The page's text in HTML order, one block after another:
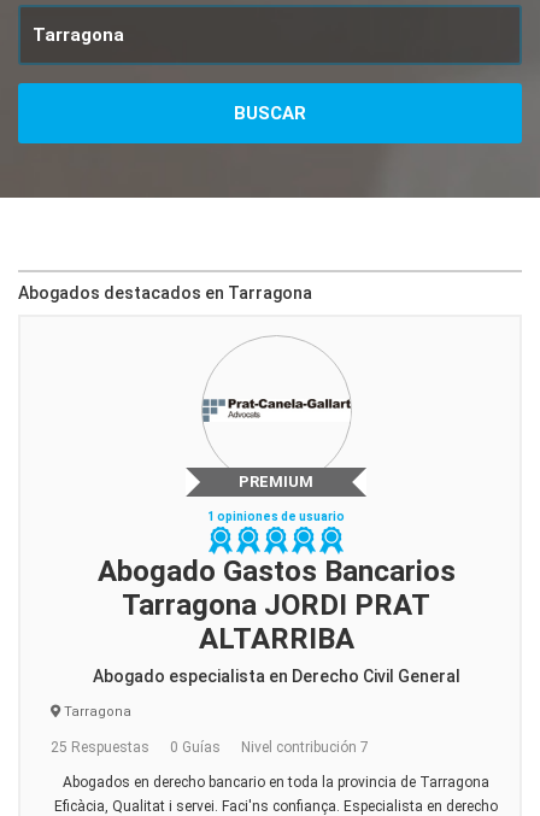
Abogados destacados en Tarragona
PREMIUM
1 opiniones de usuario
Abogado Gastos Bancarios
Tarragona JORDI PRAT
ALTARRIBA
Abogado especialista en Derecho Civil General
Tarragona
25 Respuestas 0 Guías Nivel contribución 7
Abogados en derecho bancario en toda la provincia de Tarragona
Eficàcia, Qualitat i servei. Faci'ns confiança. Especialista en derecho